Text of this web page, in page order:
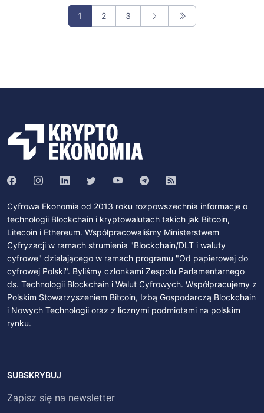
1 2 3
Cyfrowa Ekonomia od 2013 roku rozpowszechnia informacje o
technologii Blockchain i kryptowalutach takich jak Bitcoin,
Litecoin i Ethereum. Współpracowaliśmy Ministerstwem
Cyfryzacji w ramach strumienia "Blockchain/DLT i waluty
cyfrowe" działającego w ramach programu "Od papierowej do
cyfrowej Polski". Byliśmy członkami Zespołu Parlamentarnego
ds. Technologii Blockchain i Walut Cyfrowych. Współpracujemy z
Polskim Stowarzyszeniem Bitcoin, Izbą Gospodarczą Blockchain
i Nowych Technologii oraz z licznymi podmiotami na polskim
rynku.
SUBSKRYBUJ
Zapisz się na newsletter